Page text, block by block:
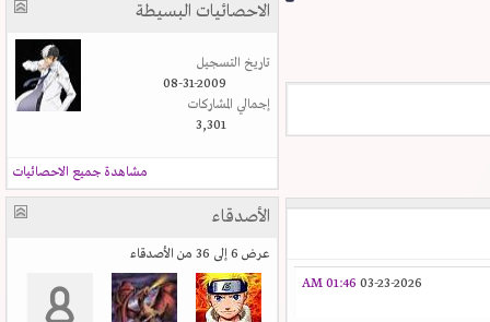
03-23-2026
01:46 AM
الاحصائيات البسيطة
تاريخ التسجيل
08-31-2009
إجمالي المشاركات
3,301
مشاهدة جميع الاحصائيات
الأصدقاء
عرض 6 إلى 36 من الأصدقاء